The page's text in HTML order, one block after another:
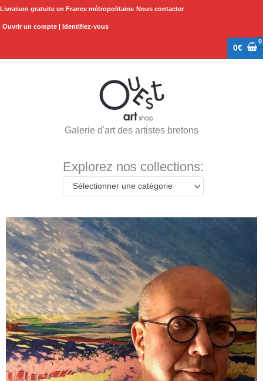
Aller
Livraison gratuite en France métropolitaine Nous contacter
Ouvrir un compte | Identifiez-vous
0€
Galerie d'art des artistes bretons
Explorez nos collections:
Sélectionner une catégorie